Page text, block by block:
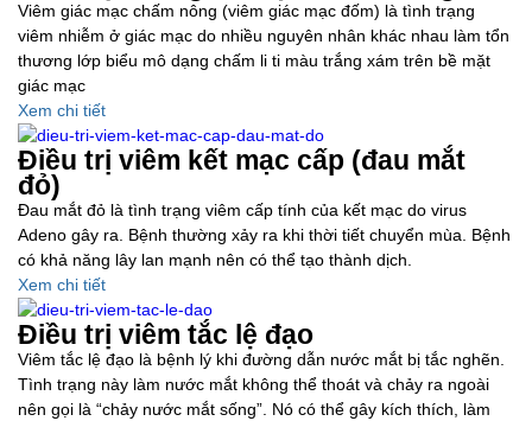
Viêm giác mạc chấm nông (viêm giác mạc đốm) là tình trạng
viêm nhiễm ở giác mạc do nhiều nguyên nhân khác nhau làm tổn
thương lớp biểu mô dạng chấm li ti màu trắng xám trên bề mặt
giác mạc
Xem chi tiết
Điều trị viêm kết mạc cấp (đau mắt
đỏ)
Đau mắt đỏ là tình trạng viêm cấp tính của kết mạc do virus
Adeno gây ra. Bệnh thường xảy ra khi thời tiết chuyển mùa. Bệnh
có khả năng lây lan mạnh nên có thể tạo thành dịch.
Xem chi tiết
Điều trị viêm tắc lệ đạo
Viêm tắc lệ đạo là bệnh lý khi đường dẫn nước mắt bị tắc nghẽn.
Tình trạng này làm nước mắt không thể thoát và chảy ra ngoài
nên gọi là “chảy nước mắt sống”. Nó có thể gây kích thích, làm